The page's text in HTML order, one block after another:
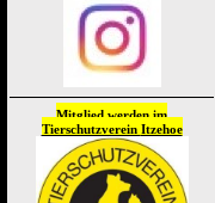
Mitglied werden im
Tierschutzverein Itzehoe